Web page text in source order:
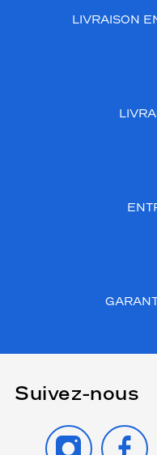
LIVRAISON
Suivez-nous
INSTAGRAM